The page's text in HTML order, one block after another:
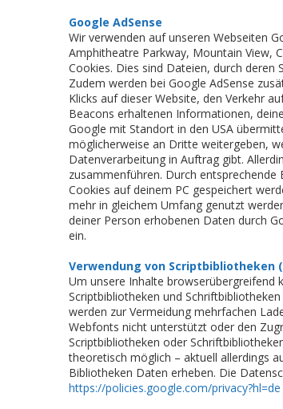
Google AdSense
Wir verwenden auf unseren Webseiten
Amphitheatre Parkway, Mountain View,
Cookies. Dies sind Dateien, durch deren
Zudem werden bei Google AdSense
Klicks auf dieser Website, den Verkehr
Beacons erhaltenen Informationen,
Google mit Standort in den USA
möglicherweise an Dritte weitergeben,
Datenverarbeitung in Auftrag gibt.
zusammenführen. Durch
Cookies auf deinem PC gespeichert
mehr in gleichem Umfang genutzt
deiner Person erhobenen Daten durch
ein.
Verwendung von Scriptbibliotheken
Um unsere Inhalte browserübergreifend
Scriptbibliotheken und
werden zur Vermeidung mehrfachen
Webfonts nicht unterstützt oder den
Scriptbibliotheken oder
theoretisch möglich – aktuell allerdings
Bibliotheken Daten erheben. Die
https://policies.google.com/privacy?hl=de